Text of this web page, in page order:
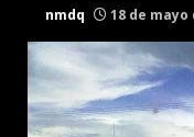
nmdq 18 de mayo